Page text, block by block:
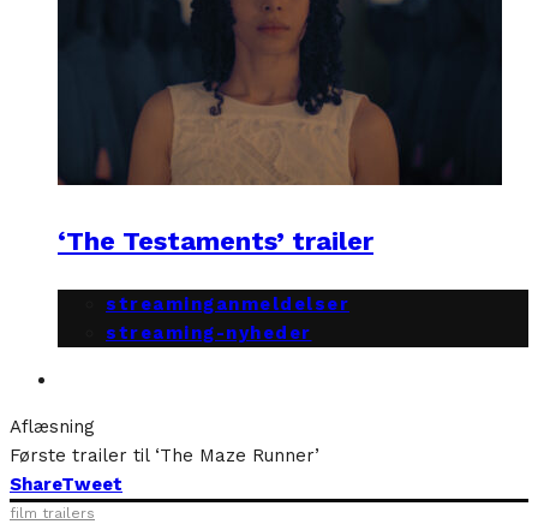
‘The Testaments’ trailer
streaminganmeldelser
streaming-nyheder
Aflæsning
Første trailer til ‘The Maze Runner’
ShareTweet
film trailers